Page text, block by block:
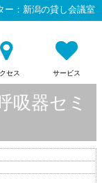
ー：新潟の貸し会議室
セス サービス
吸器セミ